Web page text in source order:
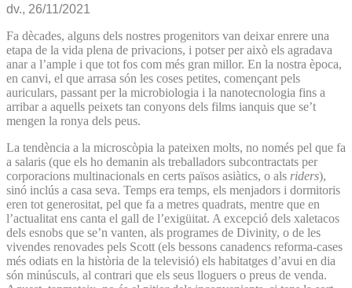
dv., 26/11/2021
Fa dècades, alguns dels nostres progenitors van deixar enrere una
etapa de la vida plena de privacions, i potser per això els agradava
anar a l’ample i que tot fos com més gran millor. En la nostra època,
en canvi, el que arrasa són les coses petites, començant pels
auriculars, passant per la microbiologia i la nanotecnologia fins a
arribar a aquells peixets tan conyons dels films ianquis que se’t
mengen la ronya dels peus.
La tendència a la microscòpia la pateixen molts, no només pel que fa
a salaris (que els ho demanin als treballadors subcontractats per
corporacions multinacionals en certs països asiàtics, o als riders),
sinó inclús a casa seva. Temps era temps, els menjadors i dormitoris
eren tot generositat, pel que fa a metres quadrats, mentre que en
l’actualitat ens canta el gall de l’exigüitat. A excepció dels xaletacos
dels esnobs que se’n vanten, als programes de Divinity, o de les
vivendes renovades pels Scott (els bessons canadencs reforma-cases
més odiats en la història de la televisió) els habitatges d’avui en dia
són minúsculs, al contrari que els seus lloguers o preus de venda.